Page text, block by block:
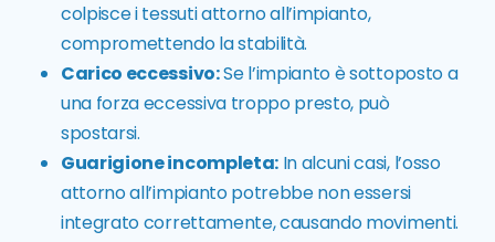
colpisce i tessuti attorno all’impianto,
compromettendo la stabilità.
Carico eccessivo:Se l’impianto è sottoposto a
una forza eccessiva troppo presto, può
spostarsi.
Guarigione incompleta:In alcuni casi, l’osso
attorno all’impianto potrebbe non essersi
integrato correttamente, causando movimenti.